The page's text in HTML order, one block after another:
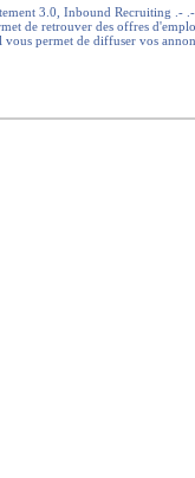
3.0, Inbound Recruiting .-
de retrouver des offres
vous permet de diffuser vos